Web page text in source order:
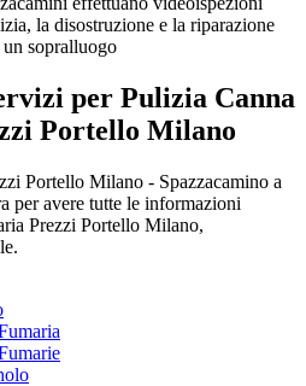
la disostruzione e la riparazione
sopralluogo
per Pulizia Canna
Portello Milano